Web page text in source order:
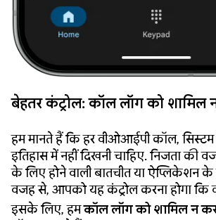
बेहतर कंट्रोल: कॉल लॉग को शामिल
हम मानते हैं कि हर वीओआईपी कॉल,
इतिहास में नहीं दिखनी चाहिए. निजता की
के लिए होने वाली बातचीत या ऐप्लिकेशन
वजह से, आपको यह कंट्रोल करना होगा कि
इसके लिए, हमकॉल लॉग को शामिल न